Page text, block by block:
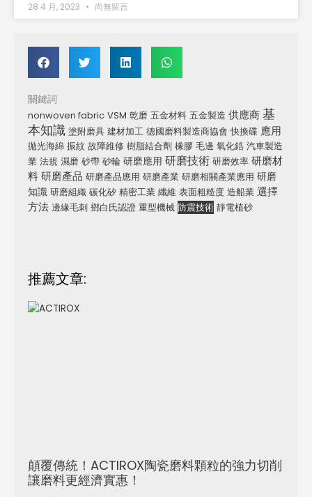
28 4 月, 2023 尚無留言
關鍵詞
nonwoven fabric VSM 乾磨 五金材料 五金製造 供應商 基
本知識 塗附磨具 建材加工 德國磨料製造商協會 快換碟 應用
拋光海綿 振紋 故障維修 樹脂結合劑 橡膠 毛邊 氧化鋯 汽車製造
業 法規 濕磨 砂帶 砂輪 研磨應用 研磨技術 研磨效率 研磨材
料 研磨產品 研磨產品應用 研磨產業 研磨相關產業應用 研磨
知識 研磨組織 碳化矽 精密工業 纖維 表面粗糙度 造船業 選擇
方法 邊緣毛刺 鄧白氏認證 重型機械 防震技術 靜電植砂
推薦文章:
顛覆傳統！ACTIROX陶瓷磨料顆粒的強力切削
讓磨料更經濟實惠！